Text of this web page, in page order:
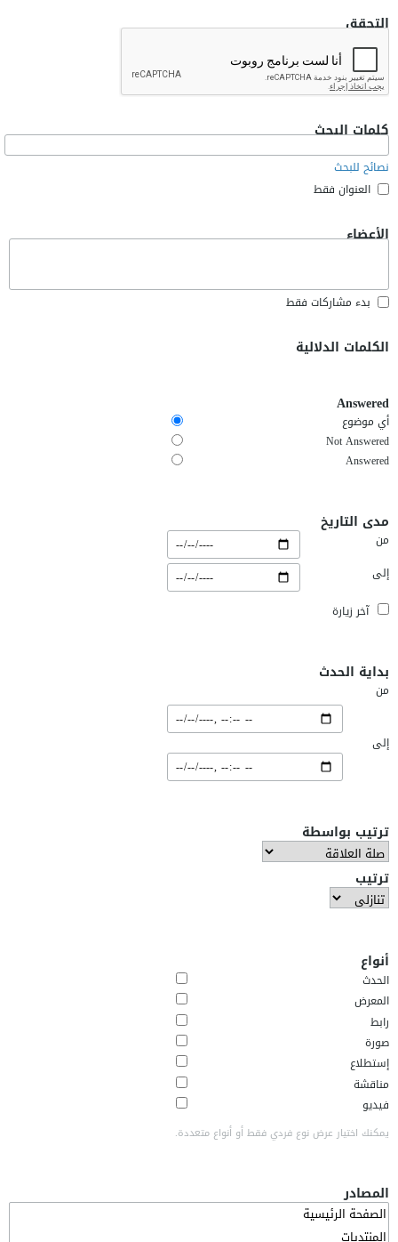
التحقق
كلمات البحث
نصائح للبحث
العنوان فقط
الأعضاء
بدء مشاركات فقط
الكلمات الدلالية
Answered
أي موضوع
Not Answered
Answered
مدى التاريخ
من
إلى
آخر زيارة
بداية الحدث
من
إلى
ترتيب بواسطة
ترتيب
أنواع
الحدث
المعرض
رابط
صورة
إستطلاع
مناقشة
فيديو
يمكنك اختيار عرض نوع فردي فقط أو أنواع متعددة.
المصادر